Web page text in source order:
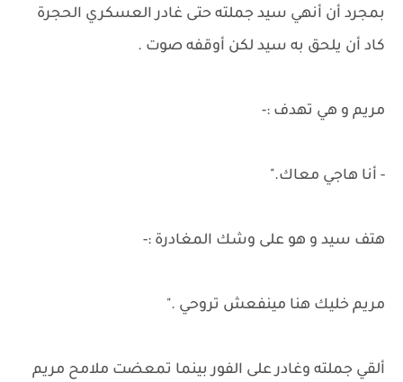
بمجرد أن أنهي سيد جملته حتى غادر العسكري الحجرة
كاد أن يلحق به سيد لكن أوقفه صوت .
مريم و هي تهدف :-
- أنا هاجي معاك."
هتف سيد و هو على وشك المغادرة :-
مريم خليك هنا مينفعش تروحي ."
ألقي جملته وغادر على الفور بينما تمعضت ملامح مريم